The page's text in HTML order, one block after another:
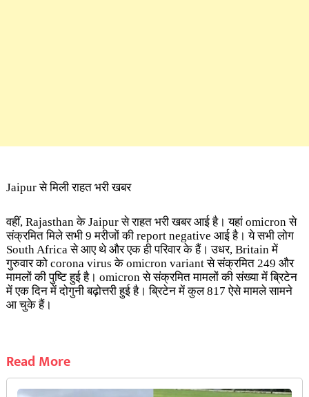
Jaipur से मिली राहत भरी खबर
वहीं, Rajasthan के Jaipur से राहत भरी खबर आई है। यहां omicron से
संक्रमित मिले सभी 9 मरीजों की report negative आई है। ये सभी लोग
South Africa से आए थे और एक ही परिवार के हैं। उधर, Britain में
गुरुवार को corona virus के omicron variant से संक्रमित 249 और
मामलों की पुष्टि हुई है। omicron से संक्रमित मामलों की संख्या में ब्रिटेन
में एक दिन में दोगुनी बढ़ोत्तरी हुई है। ब्रिटेन में कुल 817 ऐसे मामले सामने
आ चुके हैं।
Read More